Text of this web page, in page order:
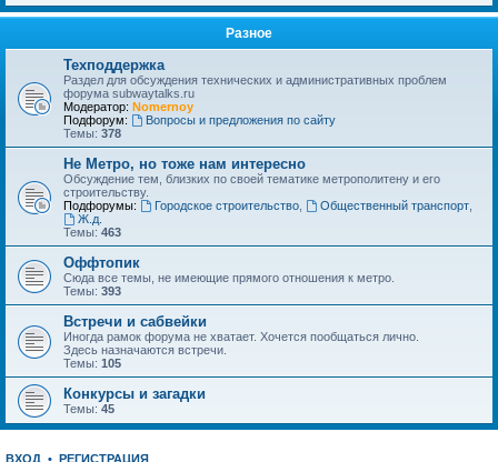
Разное
Техподдержка
Раздел для обсуждения технических и административных проблем
форума subwaytalks.ru
Модератор: Nomernoy
Подфорум:
Вопросы и предложения по сайту
Темы: 378
Не Метро, но тоже нам интересно
Обсуждение тем, близких по своей тематике метрополитену и его
строительству.
Подфорумы:
Городское строительство, Общественный транспорт,
Ж.д.
Темы: 463
Оффтопик
Сюда все темы, не имеющие прямого отношения к метро.
Темы: 393
Встречи и сабвейки
Иногда рамок форума не хватает. Хочется пообщаться лично.
Здесь назначаются встречи.
Темы: 105
Конкурсы и загадки
Темы: 45
ВХОД • РЕГИСТРАЦИЯ